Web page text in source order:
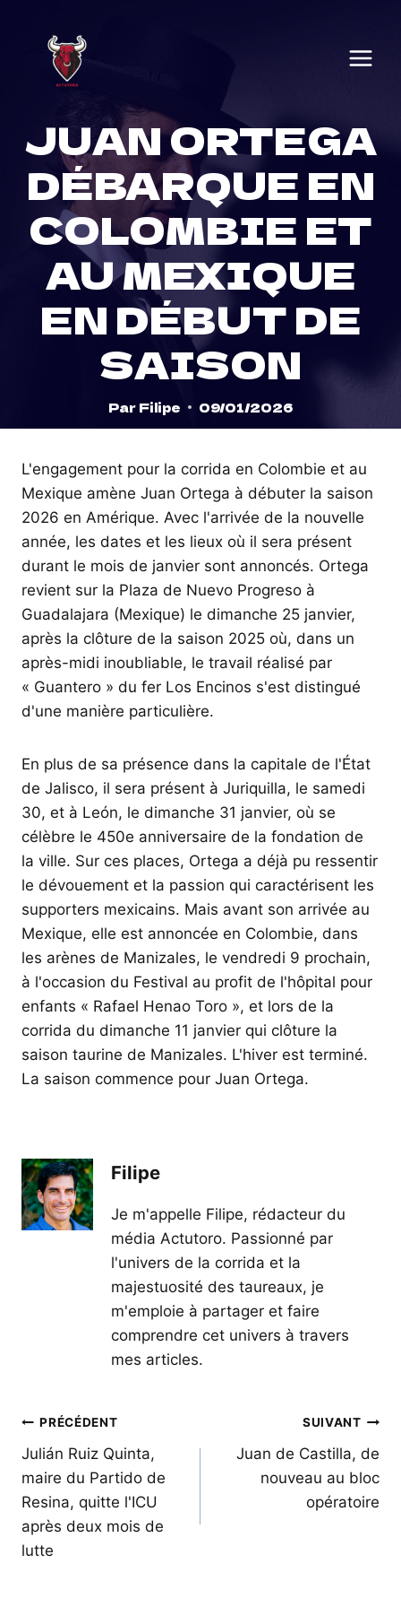
content
JUAN ORTEGA
DÉBARQUE EN
COLOMBIE ET
AU MEXIQUE
EN DÉBUT DE
SAISON
Par Filipe 09/01/2026
L'engagement pour la corrida en Colombie et au
Mexique amène Juan Ortega à débuter la saison
2026 en Amérique. Avec l'arrivée de la nouvelle
année, les dates et les lieux où il sera présent
durant le mois de janvier sont annoncés. Ortega
revient sur la Plaza de Nuevo Progreso à
Guadalajara (Mexique) le dimanche 25 janvier,
après la clôture de la saison 2025 où, dans un
après-midi inoubliable, le travail réalisé par
« Guantero » du fer Los Encinos s'est distingué
d'une manière particulière.
En plus de sa présence dans la capitale de l'État
de Jalisco, il sera présent à Juriquilla, le samedi
30, et à León, le dimanche 31 janvier, où se
célèbre le 450e anniversaire de la fondation de
la ville. Sur ces places, Ortega a déjà pu ressentir
le dévouement et la passion qui caractérisent les
supporters mexicains. Mais avant son arrivée au
Mexique, elle est annoncée en Colombie, dans
les arènes de Manizales, le vendredi 9 prochain,
à l'occasion du Festival au profit de l'hôpital pour
enfants « Rafael Henao Toro », et lors de la
corrida du dimanche 11 janvier qui clôture la
saison taurine de Manizales. L'hiver est terminé.
La saison commence pour Juan Ortega.
Filipe
Je m'appelle Filipe, rédacteur du
média Actutoro. Passionné par
l'univers de la corrida et la
majestuosité des taureaux, je
m'emploie à partager et faire
comprendre cet univers à travers
mes articles.
Navigation
de
l’article
PRÉCÉDENT
Julián Ruiz Quinta,
maire du Partido de
Resina, quitte l'ICU
après deux mois de
lutte
SUIVANT
Juan de Castilla, de
nouveau au bloc
opératoire